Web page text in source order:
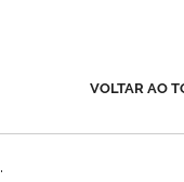
VOLTAR AO
.